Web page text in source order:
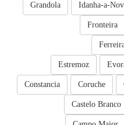
Idanha-a-
Grandola
Fronteira
Estremoz
Coruche
Constancia
Castelo Branco